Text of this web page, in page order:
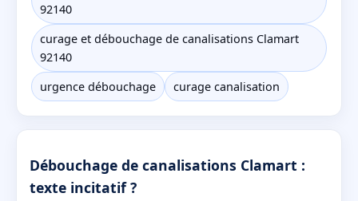
92140
curage et débouchage de canalisations Clamart
92140
urgence débouchage
curage canalisation
Débouchage de canalisations Clamart :
texte incitatif ?